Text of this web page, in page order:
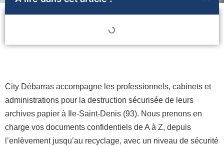
City Débarras accompagne les professionnels, cabinets et
administrations pour la destruction sécurisée de leurs
archives papier à Ile-Saint-Denis (93). Nous prenons en
charge vos documents confidentiels de A à Z, depuis
l’enlèvement jusqu’au recyclage, avec un niveau de sécurité